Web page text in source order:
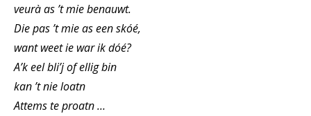
veurà as ’t mie benauwt.
Die pas ’t mie as een skóé,
want weet ie war ik dóé?
A’k eel bli’j of ellig bin
kan ’t nie loatn
Attems te proatn …